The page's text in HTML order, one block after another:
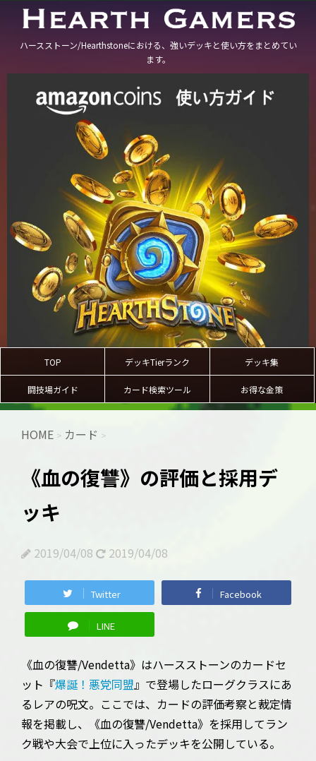
ハースストーン/Hearthstoneにおける、強いデッキと使い方をまとめてい
ます。
TOP デッキTierランク デッキ集
闘技場ガイド カード検索ツール お得な金策
HOME > カード >
《血の復讐》の評価と採用デ
ッキ
2019/04/08 2019/04/08
Twitter Facebook
LINE
《血の復讐/Vendetta》はハースストーンのカードセ
ット『爆誕！悪党同盟』で登場したローグクラスにあ
るレアの呪文。ここでは、カードの評価考察と裁定情
報を掲載し、《血の復讐/Vendetta》を採用してラン
ク戦や大会で上位に入ったデッキを公開している。